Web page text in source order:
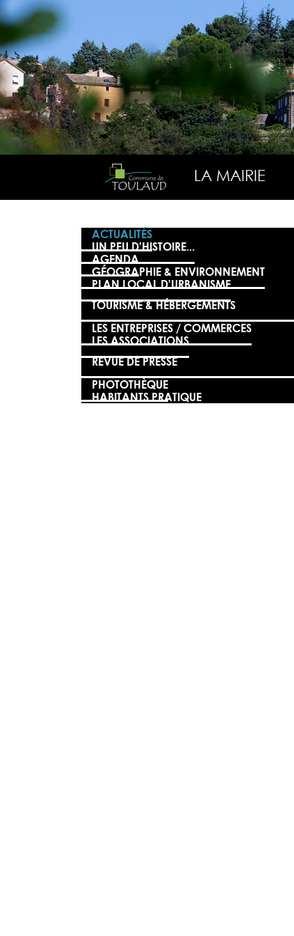
LA MAIRIE
ACTUALITÉS
UN PEU D'HISTOIRE...
AGENDA
GÉOGRAPHIE & ENVIRONNEMENT
PLAN LOCAL D'URBANISME
TOURISME & HÉBERGEMENTS
LES ENTREPRISES / COMMERCES
LES ASSOCIATIONS
REVUE DE PRESSE
PHOTOTHÈQUE
HABITANTS PRATIQUE